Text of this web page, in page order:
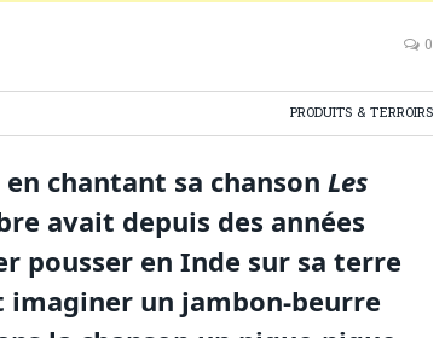
0
PRODUITS & TERROIRS
chantant sa chanson Les
avait depuis des années
pousser en Inde sur sa terre
imaginer un jambon-beurre